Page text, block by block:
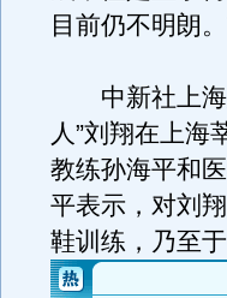
目前仍不明朗
中新社上海
人”刘翔在上海
教练孙海平和
平表示，对刘
鞋训练，乃至